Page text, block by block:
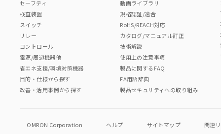
セーフティ
検査装置
スイッチ
リレー
コントロール
電源/周辺機器他
省エネ支援/環境対策機器
目的・仕様から探す
改善・活用事例から探す
動画ライブラリ
規格認証/適合
RoHS/REACH対応
カタログ/マニュアル訂正
技術解説
使用上の注意事項
製品に関するFAQ
FA用語辞典
製品セキュリティへの取り組み
OMRON Corporation ヘルプ サイトマップ 関連